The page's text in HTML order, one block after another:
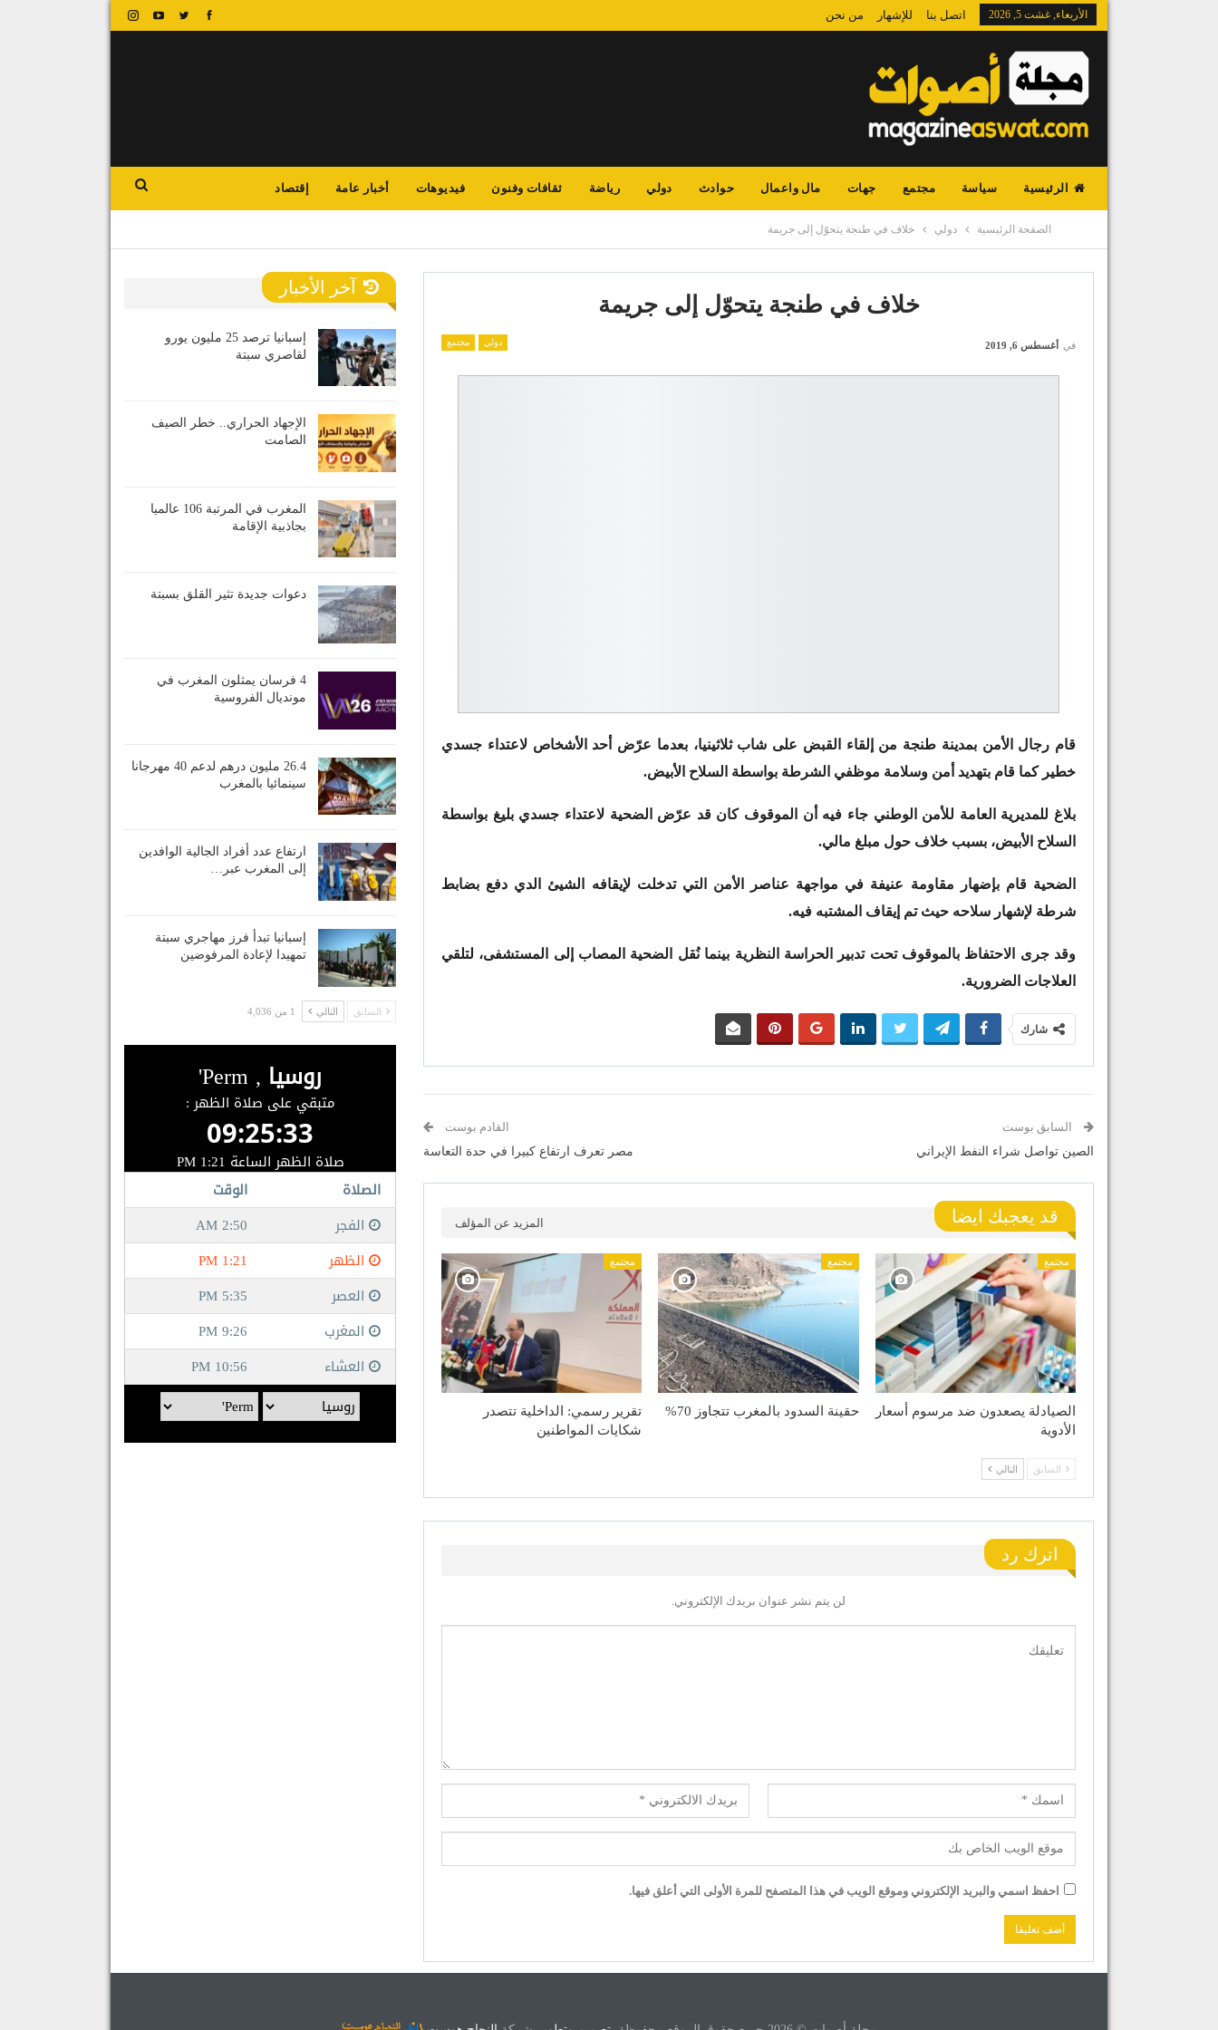
الأربعاء, غشت 5, 2026 اتصل بنا للإشهار من نحن
الرئيسية سياسة مجتمع جهات مال واعمال حوادث دولي رياضة ثقافات وفنون فيديوهات أخبار عامة إقتصاد
الصفحة الرئيسية دولي خلاف في طنجة يتحوّل إلى جريمة
خلاف في طنجة يتحوّل إلى جريمة
دولي مجتمع في أغسطس 6, 2019
قام رجال الأمن بمدينة طنجة من إلقاء القبض على شاب ثلاثينيا، بعدما عرّض أحد الأشخاص لاعتداء جسدي
خطير كما قام بتهديد أمن وسلامة موظفي الشرطة بواسطة السلاح الأبيض.
بلاغ للمديرية العامة للأمن الوطني جاء فيه أن الموقوف كان قد عرّض الضحية لاعتداء جسدي بليغ بواسطة
السلاح الأبيض، بسبب خلاف حول مبلغ مالي.
الضحية قام بإضهار مقاومة عنيفة في مواجهة عناصر الأمن التي تدخلت لإيقافه الشيئ الدي دفع بضابط
شرطة لإشهار سلاحه حيث تم إيقاف المشتبه فيه.
وقد جرى الاحتفاظ بالموقوف تحت تدبير الحراسة النظرية بينما نُقل الضحية المصاب إلى المستشفى، لتلقي
العلاجات الضرورية.
شارك
السابق بوست
الصين تواصل شراء النفط الإيراني
القادم بوست
مصر تعرف ارتفاع كبيرا في حدة التعاسة
قد يعجبك ايضا المزيد عن المؤلف
مجتمع
الصيادلة يصعدون ضد مرسوم أسعار
الأدوية
مجتمع
حقينة السدود بالمغرب تتجاوز 70%
مجتمع
تقرير رسمي: الداخلية تتصدر
شكايات المواطنين
السابق التالي
اترك رد
لن يتم نشر عنوان بريدك الإلكتروني.
احفظ اسمي والبريد الإلكتروني وموقع الويب في هذا المتصفح للمرة الأولى التي أعلق فيها.
آخر الأخبار
إسبانيا ترصد 25 مليون يورو
لقاصري سبتة
الإجهاد الحراري.. خطر الصيف
الصامت
المغرب في المرتبة 106 عالميا
بجاذبية الإقامة
دعوات جديدة تثير القلق بسبتة
4 فرسان يمثلون المغرب في
مونديال الفروسية
26.4 مليون درهم لدعم 40 مهرجانا
سينمائيا بالمغرب
ارتفاع عدد أفراد الجالية الوافدين
إلى المغرب عبر…
إسبانيا تبدأ فرز مهاجري سبتة
تمهيدا لإعادة المرفوضين
السابق التالي 1 من 4,036